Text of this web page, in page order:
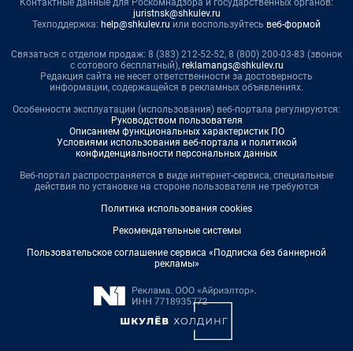
juristnsk@shkulev.ru
Техподдержка: help@shkulev.ru или воспользуйтесь веб-формой
Связаться с отделом продаж: 8 (383) 212-52-52, 8 (800) 200-03-83 (звонок
с сотового бесплатный), reklamangs@shkulev.ru
Редакция сайта не несет ответственности за достоверность
информации, содержащейся в рекламных объявлениях.
Особенности эксплуатации (использования) веб-портала регулируются:
Руководством пользователя
Описанием функциональных характеристик ПО
Условиями использования веб-портала и политикой
конфиденциальности персональных данных
Веб-портал распространяется в виде интернет-сервиса, специальные
действия по установке на стороне пользователя не требуются
Политика использования cookies
Рекомендательные системы
Пользовательское соглашение сервиса «Подписка без баннерной
рекламы»